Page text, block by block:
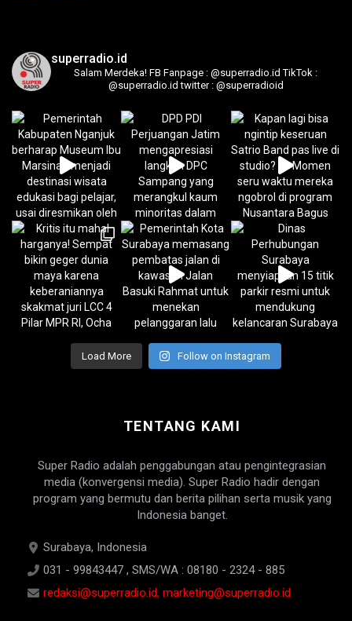
superradio.id
Salam Merdeka! FB Fanpage : @superradio.id TikTok :
@superradio.id twitter : @superradioid
Load More Follow on Instagram
TENTANG KAMI
Super Radio adalah penggabungan atau pengintegrasian
media (konvergensi media). Super Radio hadir dengan
program yang bermutu dan berita pilihan serta musik yang
Indonesia banget.
Surabaya, Indonesia
031 - 99843447 , SMS/WA : 08180 - 2324 - 885
redaksi@superradio.id, marketing@superradio.id